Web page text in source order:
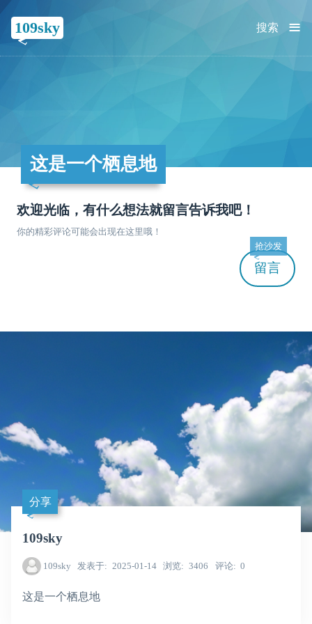
109sky ≡
搜索
这是一个栖息地
欢迎光临，有什么想法就留言告诉我吧！
你的精彩评论可能会出现在这里哦！
留言
抢沙发
分享
109sky
109sky 发表于 2025-01-14 浏览 3406 评论 0
这是一个栖息地